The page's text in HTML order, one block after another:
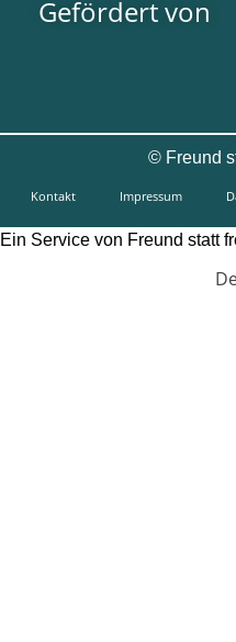
Gefördert von
©Freund
Kontakt Impressum
Ein Service von Freund statt